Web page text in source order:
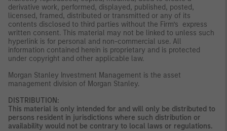
derivative work, performed, displayed, published, posted,
licensed, framed, distributed or transmitted or any of its
contents disclosed to third parties without the Firm’s express
written consent. This material may not be linked to unless such
hyperlink is for personal and non-commercial use. All
information contained herein is proprietary and is protected
under copyright and other applicable law.
Morgan Stanley Investment Management is the asset
management division of Morgan Stanley.
DISTRIBUTION:
This material is only intended for and will only be distributed to
persons resident in jurisdictions where such distribution or
availability would not be contrary to local laws or regulations.